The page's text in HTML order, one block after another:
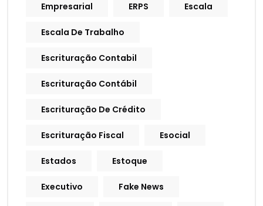
Empresarial ERPS Escala
Escala De Trabalho
Escrituração Contabil
Escrituração Contábil
Escrituração De Crédito
Escrituração Fiscal Esocial
Estados Estoque
Executivo Fake News